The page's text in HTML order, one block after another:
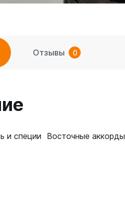
Отзывы 0
и специи Восточные аккорды